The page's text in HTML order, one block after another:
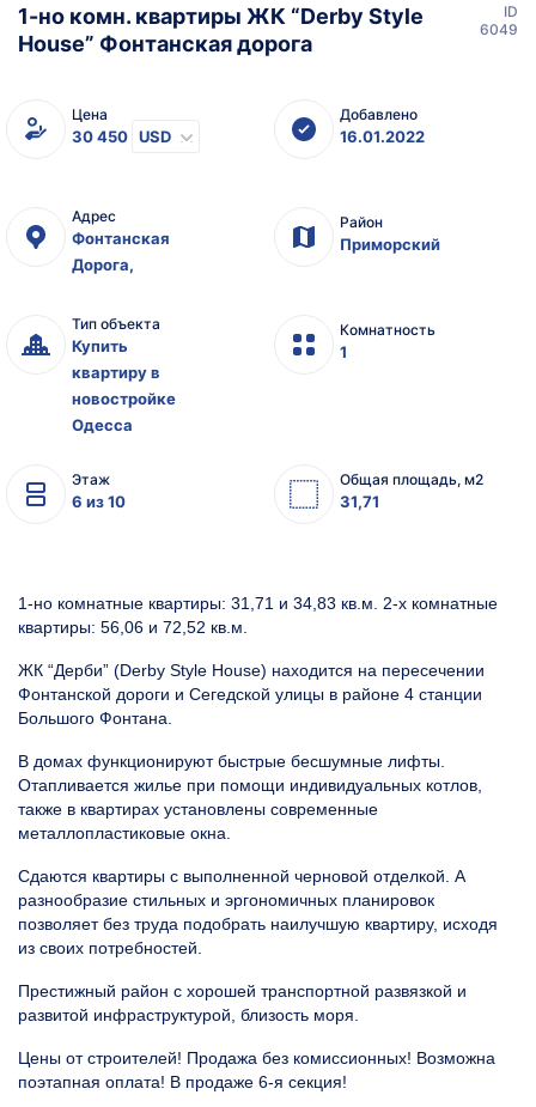
1-но комн. квартиры ЖК “Derby Style
House” Фонтанская дорога
ID
6049
Цена
30 450 USD
Добавлено
16.01.2022
Адрес
Фонтанская
Дорога,
Район
Приморский
Тип объекта
Купить
квартиру в
новостройке
Одесса
Комнатность
1
Этаж
6 из 10
Общая площадь, м2
31,71
1-но комнатные квартиры: 31,71 и 34,83 кв.м. 2-х комнатные
квартиры: 56,06 и 72,52 кв.м.
ЖК “Дерби” (Derby Style House) находится на пересечении
Фонтанской дороги и Сегедской улицы в районе 4 станции
Большого Фонтана.
В домах функционируют быстрые бесшумные лифты.
Отапливается жилье при помощи индивидуальных котлов,
также в квартирах установлены современные
металлопластиковые окна.
Сдаются квартиры с выполненной черновой отделкой. А
разнообразие стильных и эргономичных планировок
позволяет без труда подобрать наилучшую квартиру, исходя
из своих потребностей.
Престижный район с хорошей транспортной развязкой и
развитой инфраструктурой, близость моря.
Цены от строителей! Продажа без комиссионных! Возможна
поэтапная оплата! В продаже 6-я секция!